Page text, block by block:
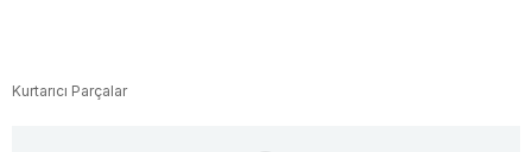
Kurtarıcı Parçalar